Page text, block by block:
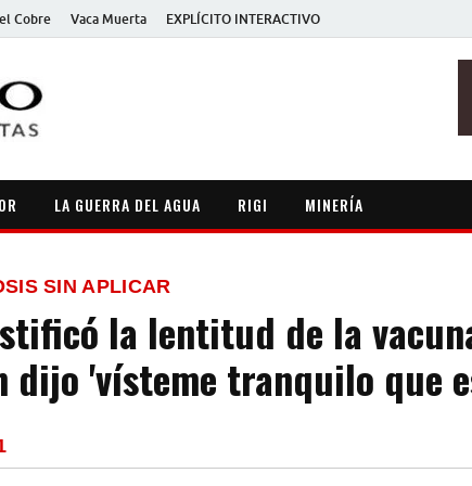
Cobre Vaca Muerta EXPLÍCITO INTERACTIVO
LA GUERRA DEL AGUA RIGI MINERÍA
SIN APLICAR
la lentitud de la
dijo 'vísteme tranquilo que